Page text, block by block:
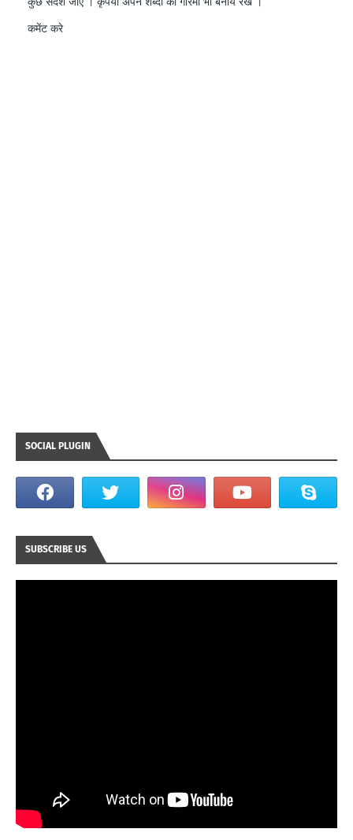
कमेंट करे
SOCIAL PLUGIN
SUBSCRIBE US